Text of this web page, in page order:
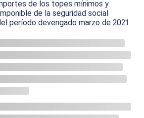
de los topes mínimos y
de la seguridad social
período devengado marzo de 2021